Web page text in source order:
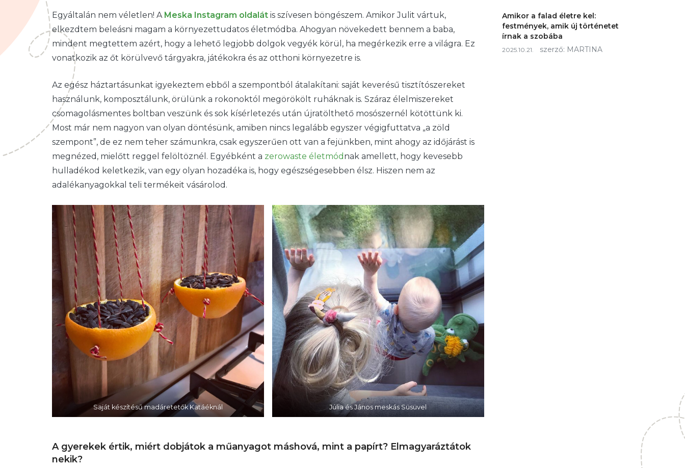
Egyáltalán nem véletlen! A Meska Instagram oldalát is szívesen böngészem. Amikor Julit vártuk,
elkezdtem beleásni magam a környezettudatos életmódba. Ahogyan növekedett bennem a baba,
mindent megtettem azért, hogy a lehető legjobb dolgok vegyék körül, ha megérkezik erre a világra. Ez
vonatkozik az őt körülvevő tárgyakra, játékokra és az otthoni környezetre is.
Az egész háztartásunkat igyekeztem ebből a szempontból átalakítani: saját keverésű tisztítószereket
használunk, komposztálunk, örülünk a rokonoktól megörökölt ruháknak is. Száraz élelmiszereket
csomagolásmentes boltban veszünk és sok kísérletezés után újratölthető mosószernél kötöttünk ki.
Most már nem nagyon van olyan döntésünk, amiben nincs legalább egyszer végigfuttatva „a zöld
szempont”, de ez nem teher számunkra, csak egyszerűen ott van a fejünkben, mint ahogy az időjárást is
megnézed, mielőtt reggel felöltöznél. Egyébként a zerowaste életmód nak amellett, hogy kevesebb
hulladékod keletkezik, van egy olyan hozadéka is, hogy egészségesebben élsz. Hiszen nem az
adalékanyagokkal teli termékeit vásárolod.
Saját készítésű madáretetők Katáéknál Júlia és János meskás Süsüvel
A gyerekek értik, miért dobjátok a műanyagot máshová, mint a papírt? Elmagyaráztátok
nekik?
Amikor a falad életre kel:
festmények, amik új történetet
írnak a szobába
2025.10.21. szerző: MARTINA